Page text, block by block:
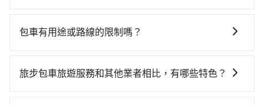
程車的密度為雙北的0.4%，換句話說，臨時要叫小黃的
漫天喊價或恣意繞路。但如果全程使用tripool並到府專
保險與可能的罰單都需自付。再者，和運的iRent只提供
的七人座或九人座可供選擇，而且無人租車最令人詬病
臨時叫到小黃的難度是台北或新北的200倍之多。再加上
嘉義縣到No. 101, Section 4, Fuxing Rd的跳表小黃可
擇： 預算：不同交通工具價格不同，可先確定您的預
比較寬鬆且不介意耗時轉乘可選大眾運輸或較貴的計程
包車有用途或路線的限制嗎？
是全台灣任何地方，只要是長途交通且途中遵守台灣法
旅步包車旅遊服務和其他業者相比，有哪些特色？